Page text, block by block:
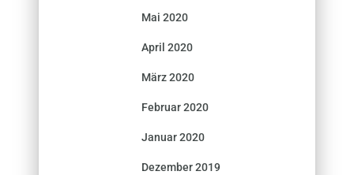
Mai 2020
April 2020
März 2020
Februar 2020
Januar 2020
Dezember 2019